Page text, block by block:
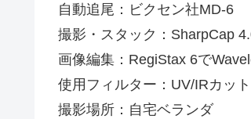
自動追尾：ビクセン社MD-6
撮影・スタック：SharpCap
画像編集：RegiStax 6で
使用フィルター：UV/IRカッ
撮影場所：自宅ベランダ